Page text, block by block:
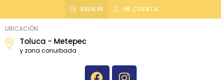
SIGN IN MI CUENTA
topografiatoluca
UBICACIÓN
Toluca - Metepec
y zona conurbada